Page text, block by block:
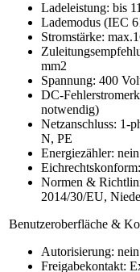
Ladeleistung: bis
Lademodus (IEC
Stromstärke:
mm2
Spannung: 400
DC-
notwendig)
Netzanschluss: 1-
N, PE
Energiezähler: nein
Normen &
2014/30/EU,
Benutzeroberfläche &
Autorisierung: nein
Freigabekontakt: